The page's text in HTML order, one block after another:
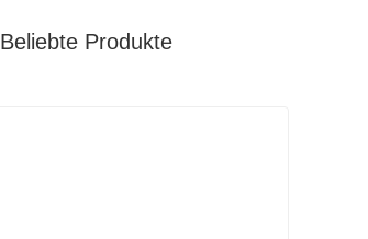
Beliebte Produkte